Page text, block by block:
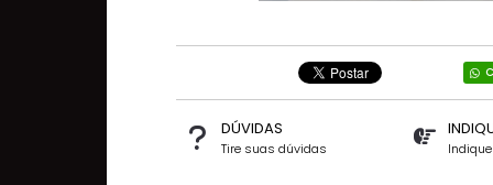
DÚVIDAS
Tire suas dúvidas